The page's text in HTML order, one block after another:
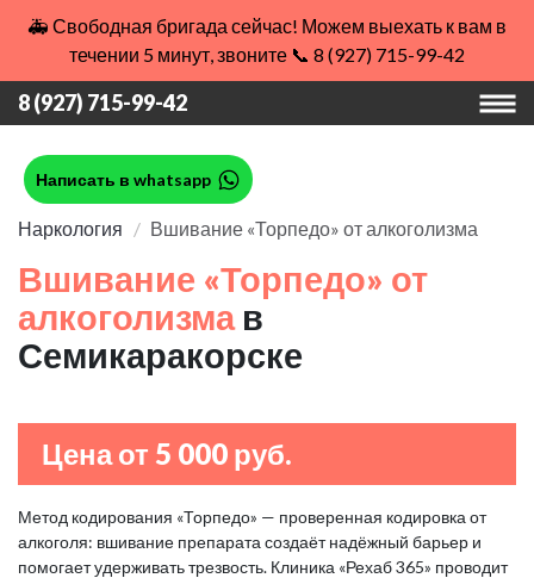
🚑 Свободная бригада сейчас! Можем выехать к вам в
течении 5 минут, звоните 📞 8 (927) 715-99-42
8 (927) 715-99-42
Написать в whatsapp
Наркология Вшивание «Торпедо» от алкоголизма
Вшивание «Торпедо» от
алкоголизма в
Семикаракорске
Цена от 5 000 руб.
Метод кодирования «Торпедо» — проверенная кодировка от
алкоголя: вшивание препарата создаёт надёжный барьер и
помогает удерживать трезвость. Клиника «Рехаб 365» проводит